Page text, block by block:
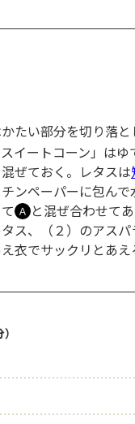
たい部分を切り落と
スイートコーン」は
ぜておく。レタスは
ンペーパーに包ん
Ａ と混ぜ合わせて
タス、（２）のアス
え衣でサックリとあえ